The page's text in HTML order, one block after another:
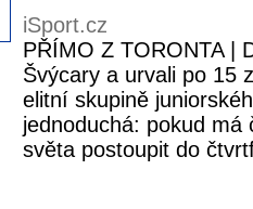
iSport.cz
PŘÍMO Z TORONTA |
Švýcary a urvali po 15
elitní skupině
jednoduchá: pokud
světa postoupit do